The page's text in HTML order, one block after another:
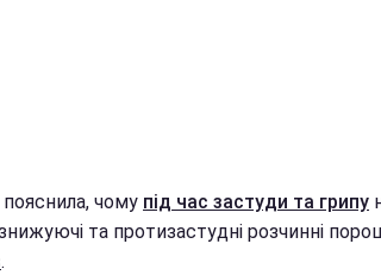
чому під час застуди та грипу
та протизастудні розчинні
.